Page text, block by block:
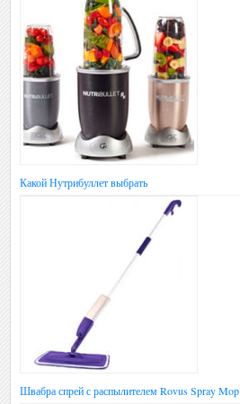
Какой Нутрибуллет выбрать
Швабра спрей с распылителем Rovus Spray Mop